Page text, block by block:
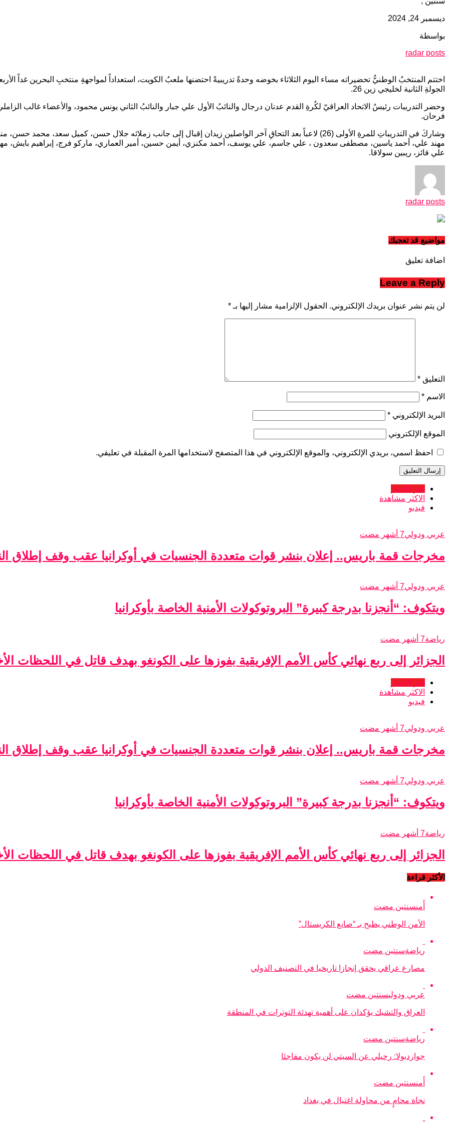
ديسمبر 24, 2024
بواسطة
radar posts
الجولةِ الثانية لخليجي زين 26.
وحضر التدريبات رئيسُ الاتحاد العراقيّ لكُرةِ القدم عدنان درجال والنائبُ الأول علي جبار والنائبُ الثاني يونس محمود، والأعضاء غالب
فرحان.
وشاركَ في التدريباتِ للمرةِ الأولى (26) لاعباً بعد التحاقِ آخر الواصلين زيدان إقبال إلى جانب زملائه جلال حسن، كميل
مهند علي، أحمد ياسين، مصطفى سعدون ، علي جاسم، علي يوسف، أحمد مكنزي، أيمن حسين، أمير العماري، ماركو فرج، إبراهيم بايش،
علي فائز، ريبين سولاقا.
radar posts
مواضيع قد تعجبك
اضافة تعليق
Leave a Reply
لن يتم نشر عنوان بريدك الإلكتروني. الحقول الإلزامية مشار إليها بـ *
التعليق *
الاسم *
البريد الإلكتروني *
الموقع الإلكتروني
احفظ اسمي، بريدي الإلكتروني، والموقع الإلكتروني في هذا المتصفح لاستخدامها المرة المقبلة في تعليقي.
اخر الاخبار
الاكثر مشاهدة
فيديو
عربي ودولي7 أشهر مضت
مخرجات قمة باريس.. إعلان بنشر قوات متعددة الجنسيات في أوكرانيا عقب وقف إطلاق
عربي ودولي7 أشهر مضت
ويتكوف: “أنجزنا بدرجة كبيرة” البروتوكولات الأمنية الخاصة بأوكرانيا
رياضة7 أشهر مضت
الجزائر إلى ربع نهائي كأس الأمم الإفريقية بفوزها على الكونغو بهدف قاتل في اللحظات
اخر الاخبار
الاكثر مشاهدة
فيديو
عربي ودولي7 أشهر مضت
مخرجات قمة باريس.. إعلان بنشر قوات متعددة الجنسيات في أوكرانيا عقب وقف إطلاق
عربي ودولي7 أشهر مضت
ويتكوف: “أنجزنا بدرجة كبيرة” البروتوكولات الأمنية الخاصة بأوكرانيا
رياضة7 أشهر مضت
الجزائر إلى ربع نهائي كأس الأمم الإفريقية بفوزها على الكونغو بهدف قاتل في اللحظات
الأكثر قراءة
أمنسنتين مضت
الأمن الوطني يطيح بـ “صانع الكريستال”
رياضةسنتين مضت
مصارع عراقي يحقق إنجازا تاريخيا في التصنيف الدولي
عربي ودوليسنتين مضت
العراق والتشيك يؤكدان على أهمية تهدئة التوترات في المنطقة
رياضةسنتين مضت
جوارديولا: رحيلي عن السيتي لن يكون مفاجئا
أمنسنتين مضت
نجاة محامٍ من محاولة اغتيال في بغداد